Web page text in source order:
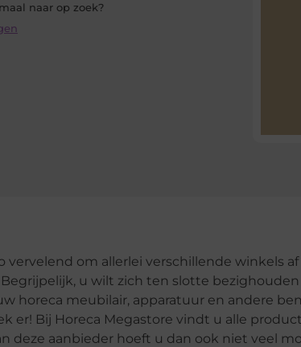
naar op zoek?
vervelend om allerlei verschillende winkels
u wilt zich ten slotte
horeca meubilair, apparatuur en andere
er! Bij Horeca Megastore vindt u alle
deze aanbieder hoeft u dan ook niet veel